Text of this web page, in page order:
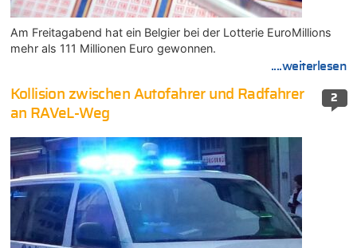
Am Freitagabend hat ein Belgier bei der Lotterie EuroMillions
mehr als 111 Millionen Euro gewonnen.
....weiterlesen
2
Kollision zwischen Autofahrer und Radfahrer
an RAVeL-Weg